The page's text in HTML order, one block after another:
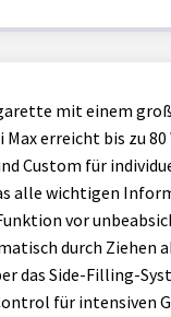
mit einem
Max erreicht bis zu
Custom für
alle wichtigen
vor
durch Ziehen
das Side-Filling-
für intensiven